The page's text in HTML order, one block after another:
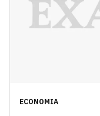
ECONOMIA